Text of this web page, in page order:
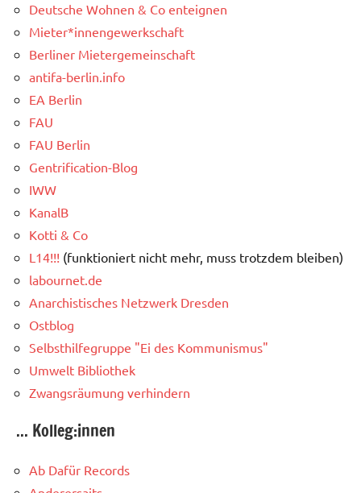
Deutsche Wohnen & Co enteignen
Mieter*innengewerkschaft
Berliner Mietergemeinschaft
antifa-berlin.info
EA Berlin
FAU
FAU Berlin
Gentrification-Blog
IWW
KanalB
Kotti & Co
L14!!! (funktioniert nicht mehr, muss trotzdem bleiben)
labournet.de
Anarchistisches Netzwerk Dresden
Ostblog
Selbsthilfegruppe "Ei des Kommunismus"
Umwelt Bibliothek
Zwangsräumung verhindern
... Kolleg:innen
Ab Dafür Records